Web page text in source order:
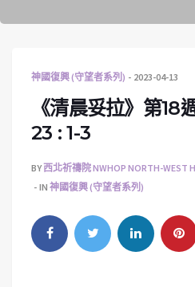
神國復興 (守望者系列) 2023-04-13
《清晨妥拉》第18
23 : 1-3
BY西北祈禱院 NWHOP NORTH-WEST
IN 神國復興 (守望者系列)